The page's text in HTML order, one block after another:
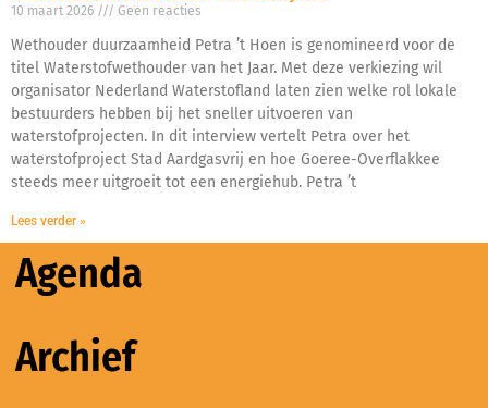
10 maart 2026 Geen reacties
Wethouder duurzaamheid Petra ’t Hoen is genomineerd voor de
titel Waterstofwethouder van het Jaar. Met deze verkiezing wil
organisator Nederland Waterstofland laten zien welke rol lokale
bestuurders hebben bij het sneller uitvoeren van
waterstofprojecten. In dit interview vertelt Petra over het
waterstofproject Stad Aardgasvrij en hoe Goeree-Overflakkee
steeds meer uitgroeit tot een energiehub. Petra ’t
Lees verder »
Agenda
Archief